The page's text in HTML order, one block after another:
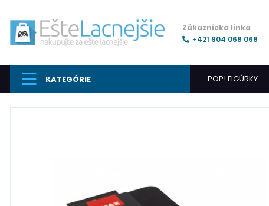
Zákaznícka linka
+421 904 068 068
KATEGÓRIE POP! FIGÚRKY